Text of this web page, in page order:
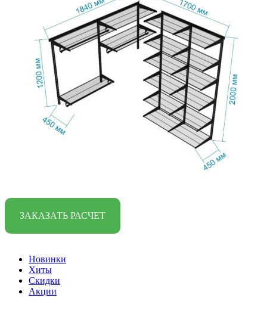
ЗАКАЗАТЬ РАСЧЕТ
Новинки
Хиты
Скидки
Акции